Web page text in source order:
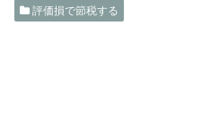
評価損で節税する